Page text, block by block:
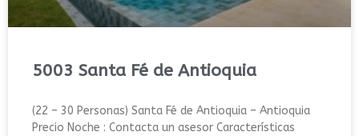
5003 Santa Fé de Antioquia
(22 – 30 Personas) Santa Fé de Antioquia – Antioquia
Precio Noche : Contacta un asesor Características